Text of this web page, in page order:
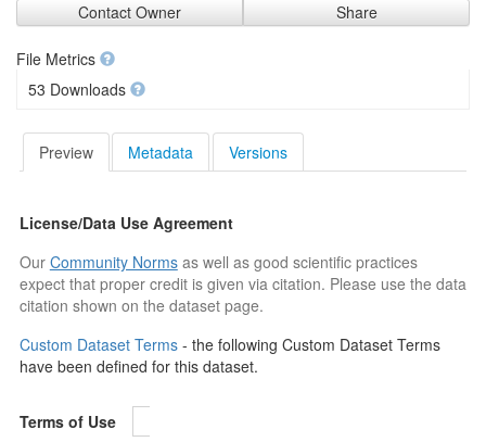
Contact Owner
Share
File Metrics
53 Downloads
Preview Metadata Versions
License/Data Use Agreement
Our Community Normsas well as good scientific practices
expect that proper credit is given via citation. Please use the data
citation shown on the dataset page.
Custom Dataset Terms - the following Custom Dataset Terms
have been defined for this dataset.
Terms of Use